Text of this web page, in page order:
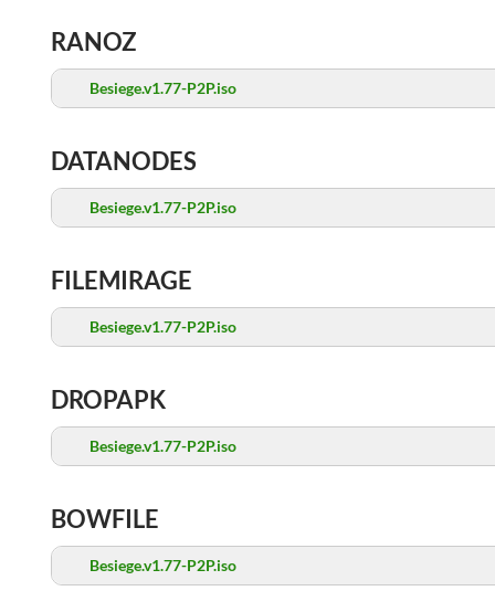
RANOZ
Besiege.v1.77-P2P.iso
DATANODES
Besiege.v1.77-P2P.iso
FILEMIRAGE
Besiege.v1.77-P2P.iso
DROPAPK
Besiege.v1.77-P2P.iso
BOWFILE
Besiege.v1.77-P2P.iso